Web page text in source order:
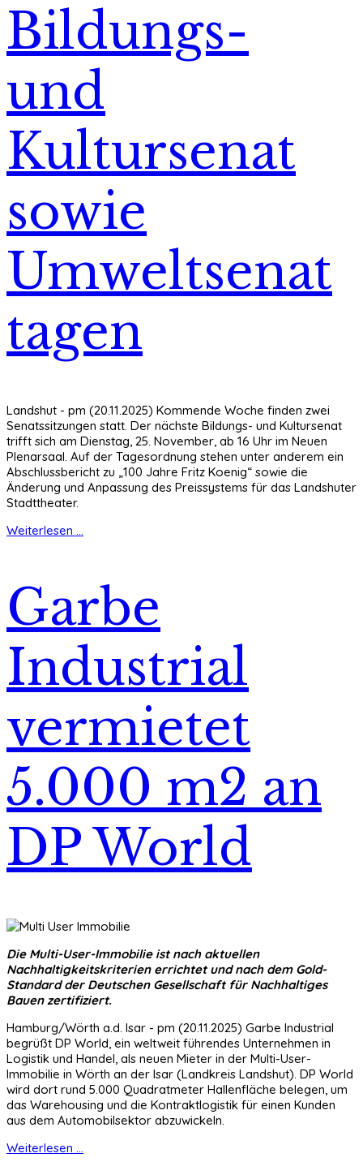
Bildungs-
und
Kultursenat
sowie
Umweltsenat
tagen
Landshut - pm (20.11.2025) Kommende Woche finden zwei
Senatssitzungen statt. Der nächste Bildungs- und Kultursenat
trifft sich am Dienstag, 25. November, ab 16 Uhr im Neuen
Plenarsaal. Auf der Tagesordnung stehen unter anderem ein
Abschlussbericht zu „100 Jahre Fritz Koenig“ sowie die
Änderung und Anpassung des Preissystems für das Landshuter
Stadttheater.
Weiterlesen ...
Garbe
Industrial
vermietet
5.000 m2 an
DP World
Die Multi-User-Immobilie ist nach aktuellen
Nachhaltigkeitskriterien errichtet und nach dem Gold-
Standard der Deutschen Gesellschaft für Nachhaltiges
Bauen zertifiziert.
Hamburg/Wörth a.d. Isar - pm (20.11.2025) Garbe Industrial
begrüßt DP World, ein weltweit führendes Unternehmen in
Logistik und Handel, als neuen Mieter in der Multi-User-
Immobilie in Wörth an der Isar (Landkreis Landshut). DP World
wird dort rund 5.000 Quadratmeter Hallenfläche belegen, um
das Warehousing und die Kontraktlogistik für einen Kunden
aus dem Automobilsektor abzuwickeln.
Weiterlesen ...